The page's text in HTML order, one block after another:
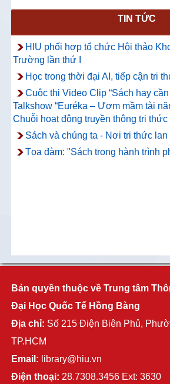
TIN TỨC
HIU phối hợp tổ chức Hội thảo
Trường lần thứ I
Học trong thời đại AI, tiếp cận tri
Cuộc thi Video Clip “Sách hay cần
Talkshow “Euréka – Ươm mầm tài
Chuỗi hoạt động truyền thông tri
Sách và chúng ta - Nơi tri thức lan
Tọa đàm: "Sách trong hành trình
Bản quyền thuộc về Trung tâm
Đại Học Quốc Tế Hồng Bàng
Địa chỉ: Số 215 Điện Biên Phủ,
TP.HCM
Email: library@hiu.vn
Điện thoại: 28.7308.3456 Ext: 3630